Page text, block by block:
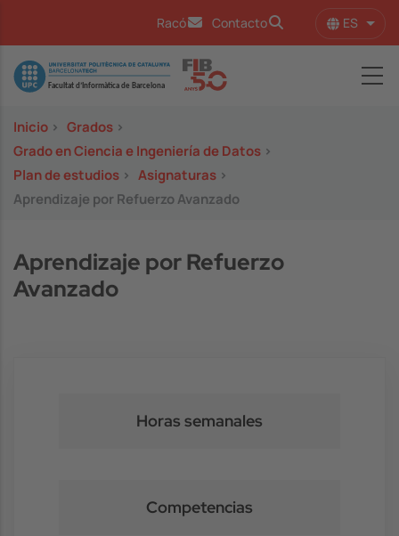
Racó Contacto ES
Image
Inicio > Grados >
Grado en Ciencia e Ingeniería de Datos >
Plan de estudios > Asignaturas >
Aprendizaje por Refuerzo Avanzado
Aprendizaje por Refuerzo
Avanzado
Horas semanales
Competencias